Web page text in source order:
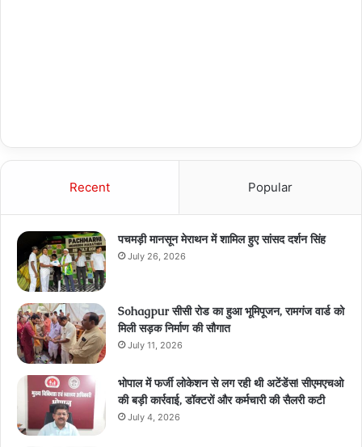
Recent Popular
पचमड़ी मानसून मेराथन में शामिल हुए सांसद दर्शन सिंह
July 26, 2026
Sohagpur सीसी रोड का हुआ भूमिपूजन, रामगंज वार्ड को
मिली सड़क निर्माण की सौगात
July 11, 2026
भोपाल में फर्जी लोकेशन से लग रही थी अटेंडेंस! सीएमएचओ
की बड़ी कार्रवाई, डॉक्टरों और कर्मचारी की सैलरी कटी
July 4, 2026